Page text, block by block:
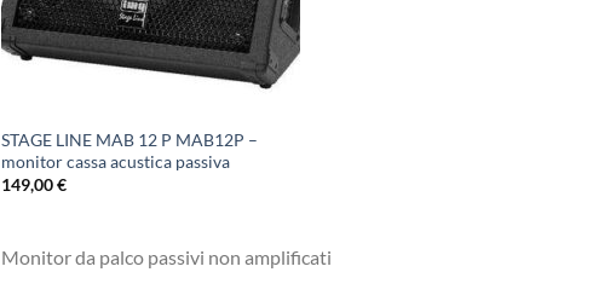
STAGE LINE MAB 12 P MAB12P –
monitor cassa acustica passiva
149,00€
Monitor da palco passivi non amplificati